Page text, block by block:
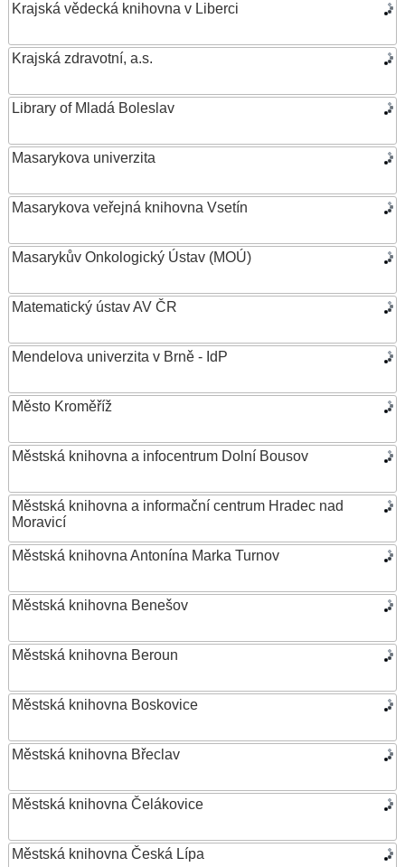
Krajská vědecká knihovna v Liberci
Krajská zdravotní, a.s.
Library of Mladá Boleslav
Masarykova univerzita
Masarykova veřejná knihovna Vsetín
Masarykův Onkologický Ústav (MOÚ)
Matematický ústav AV ČR
Mendelova univerzita v Brně - IdP
Město Kroměříž
Městská knihovna a infocentrum Dolní Bousov
Městská knihovna a informační centrum Hradec nad
Moravicí
Městská knihovna Antonína Marka Turnov
Městská knihovna Benešov
Městská knihovna Beroun
Městská knihovna Boskovice
Městská knihovna Břeclav
Městská knihovna Čelákovice
Městská knihovna Česká Lípa